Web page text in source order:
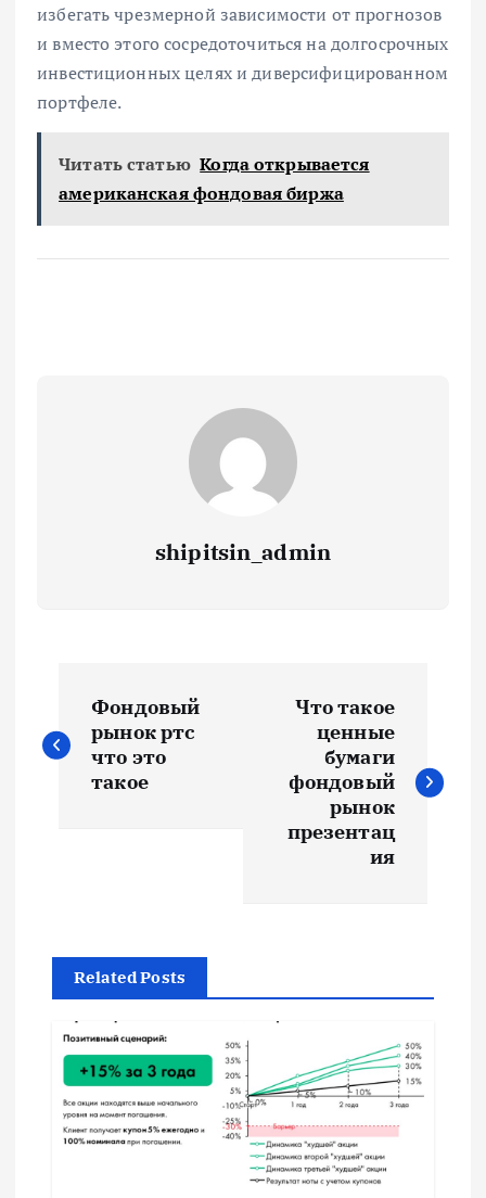
избегать чрезмерной зависимости от прогнозов
и вместо этого сосредоточиться на долгосрочных
инвестиционных целях и диверсифицированном
портфеле.
Читать статью Когда открывается
американская фондовая биржа
shipitsin_admin
а
а
ц
и
я
Фондовый
рынок ртс
что это
такое
Что такое
ценные
бумаги
фондовый
рынок
презентац
ия
Related Posts